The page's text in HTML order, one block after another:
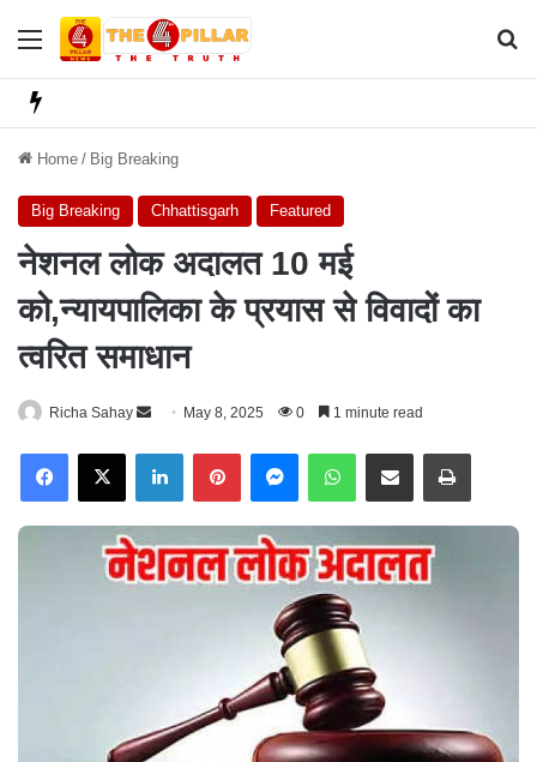
Menu
Home / Big Breaking
Big Breaking Chhattisgarh Featured
नेशनल लोक अदालत 10 मई
को,न्यायपालिका के प्रयास से विवादों का
त्वरित समाधान
Richa Sahay
n
d
a
n
e
May 8, 2025 0 1 minute read
X